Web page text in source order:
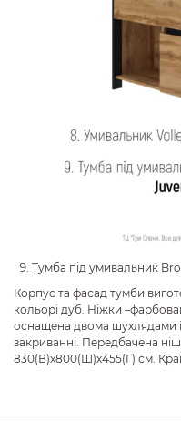
Тумба під умивальник
Корпус та фасад тумби
кольорі дуб. Ніжки
оснащена двома шухлядами
закриванні. Передбачена
830(В)х800(Ш)х455(Г) см.